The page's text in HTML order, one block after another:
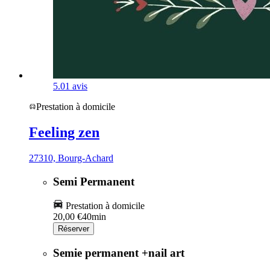
5.01 avis
Prestation à domicile
Feeling zen
27310, Bourg-Achard
Semi Permanent
Prestation à domicile
20,00 €40min
Réserver
Semie permanent +nail art